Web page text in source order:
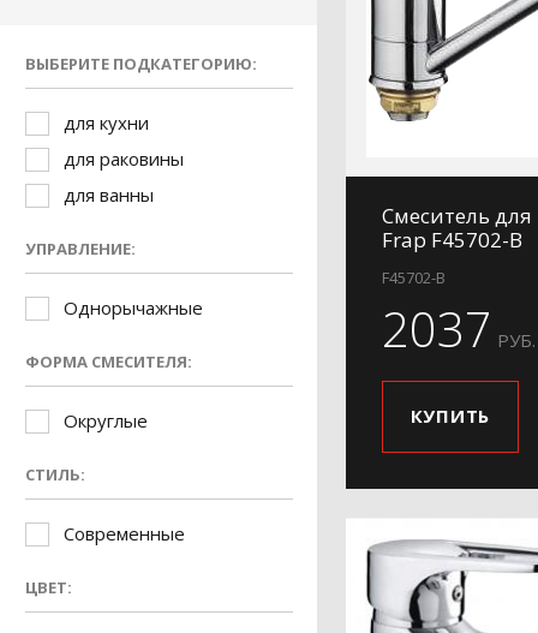
ВЫБЕРИТЕ ПОДКАТЕГОРИЮ:
для кухни
для раковины
для ванны
УПРАВЛЕНИЕ:
Однорычажные
ФОРМА СМЕСИТЕЛЯ:
Округлые
СТИЛЬ:
Современные
ЦВЕТ:
Смеситель для
Frap F45702-B
F45702-B
2037 РУБ.
КУПИТЬ